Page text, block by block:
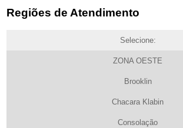
Regiões de Atendimento
Selecione:
ZONA OESTE
Brooklin
Chacara Klabin
Consolação